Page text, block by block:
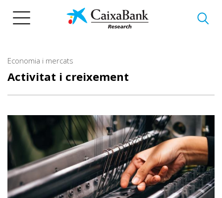
Economia i mercats
Activitat i creixement